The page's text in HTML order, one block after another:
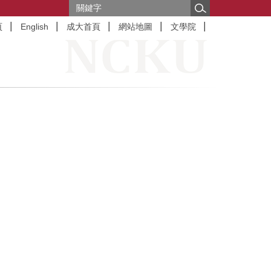
English 成大首頁 網站地圖 文學院